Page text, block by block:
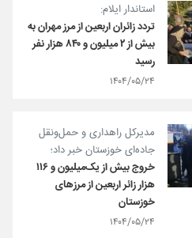
استاندار ایلام:
تردد زائران اربعین از مرز مهران به
بیش از ۲ میلیون و ۸۴۰ هزار نفر
رسید
۱۴۰۴/۰۵/۲۴
مدیرکل راهداری و حمل‌ونقل
جاده‌ای خوزستان خبر داد؛
خروج بیش از یک‌میلیون و ۱۱۶
هزار زائر اربعین از مرزهای
خوزستان
۱۴۰۴/۰۵/۲۴